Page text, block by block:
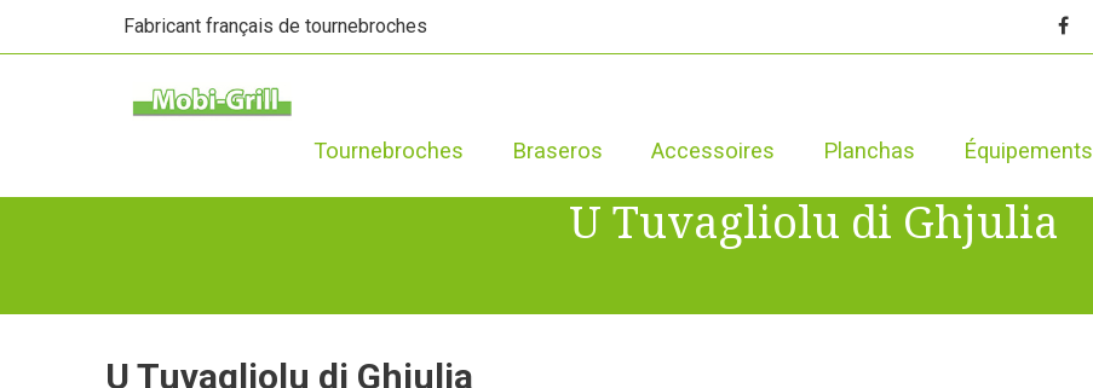
Fabricant français de tournebroches
Tournebroches Braseros Accessoires Planchas Équipements
U Tuvagliolu di Ghjulia
U Tuvagliolu di Ghjulia